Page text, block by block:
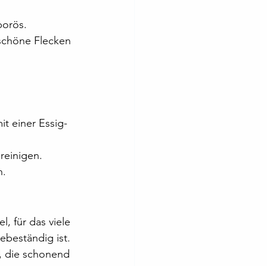
Flecken
einer Essig-
für das viele
ist.
die schonend